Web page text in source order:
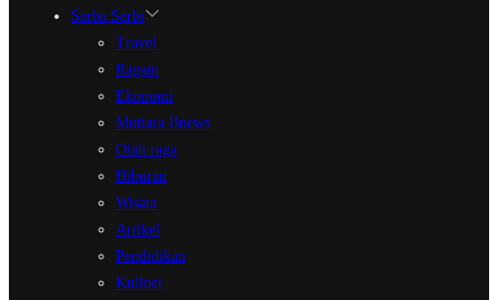
Serba Serbi
Travel
Ragam
Ekonomi
Mutiara Bnews
Olah raga
Hiburan
Wisata
Artikel
Pendidikan
Kuliner